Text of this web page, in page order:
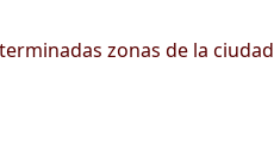
zonas de la ciudad